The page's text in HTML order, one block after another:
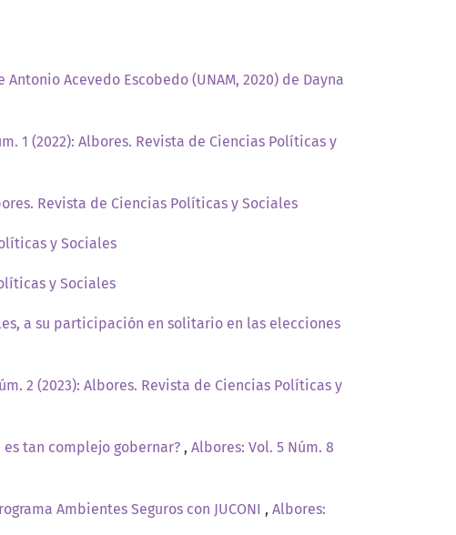
Acevedo Escobedo (UNAM, 2020) de Dayna
1 (2022): Albores. Revista de Ciencias Políticas y
Revista de Ciencias Políticas y Sociales
y Sociales
y Sociales
a su participación en solitario en las elecciones
2 (2023): Albores. Revista de Ciencias Políticas y
tan complejo gobernar? , Albores: Vol. 5 Núm. 8
Ambientes Seguros con JUCONI , Albores: